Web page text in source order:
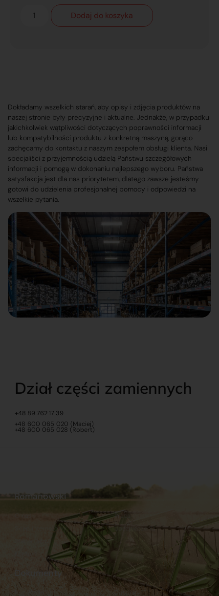
Dodaj do koszyka
Dokładamy wszelkich starań, aby opisy i zdjęcia produktów na
naszej stronie były precyzyjne i aktualne. Jednakże, w przypadku
jakichkolwiek wątpliwości dotyczących poprawności informacji
lub kompatybilności produktu z konkretną maszyną, gorąco
zachęcamy do kontaktu z naszym zespołem obsługi klienta. Nasi
specjaliści z przyjemnością udzielą Państwu szczegółowych
informacji i pomogą w dokonaniu najlepszego wyboru. Państwa
satysfakcja jest dla nas priorytetem, dlatego zawsze jesteśmy
gotowi do udzielenia profesjonalnej pomocy i odpowiedzi na
wszelkie pytania.
Dział części zamiennych
+48 89 762 17 39
+48 600 065 020 (Maciej)
+48 600 065 028 (Robert)
Dokumenty
Regulamin Dostawy
Romanowski
Sklep internetowy
Praca
Ubezpieczenia